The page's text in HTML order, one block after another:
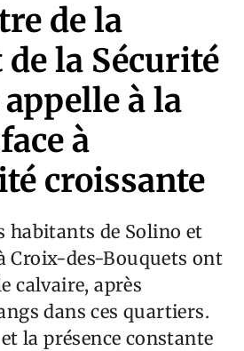
de la
de la Sécurité
à la
à
croissante
habitants de Solino et
Croix-des-Bouquets ont
calvaire, après
dans ces quartiers.
la présence constante